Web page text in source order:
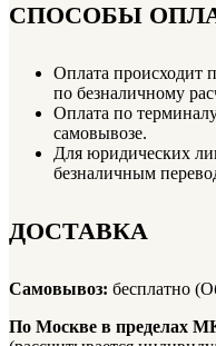
СПОСОБЫ
Оплата происходит
по безналичному
Оплата по
самовывозе.
Для юридических
безналичным
ДОСТАВКА
Самовывоз: бесплатно
По Москве в пределах